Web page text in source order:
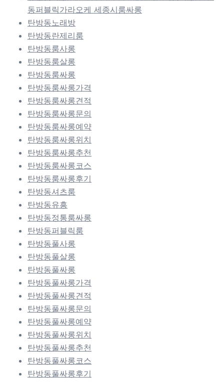
동퍼블릭가라오케 세종시룸싸롱
탄방동노래방
탄방동란제리룸
탄방동룸사롱
탄방동룸살롱
탄방동룸싸롱
탄방동룸싸롱가격
탄방동룸싸롱견적
탄방동룸싸롱문의
탄방동룸싸롱예약
탄방동룸싸롱위치
탄방동룸싸롱추천
탄방동룸싸롱코스
탄방동룸싸롱후기
탄방동셔츠룸
탄방동유흥
탄방동정통룸싸롱
탄방동퍼블릭룸
탄방동풀사롱
탄방동풀살롱
탄방동풀싸롱
탄방동풀싸롱가격
탄방동풀싸롱견적
탄방동풀싸롱문의
탄방동풀싸롱예약
탄방동풀싸롱위치
탄방동풀싸롱추천
탄방동풀싸롱코스
탄방동풀싸롱후기